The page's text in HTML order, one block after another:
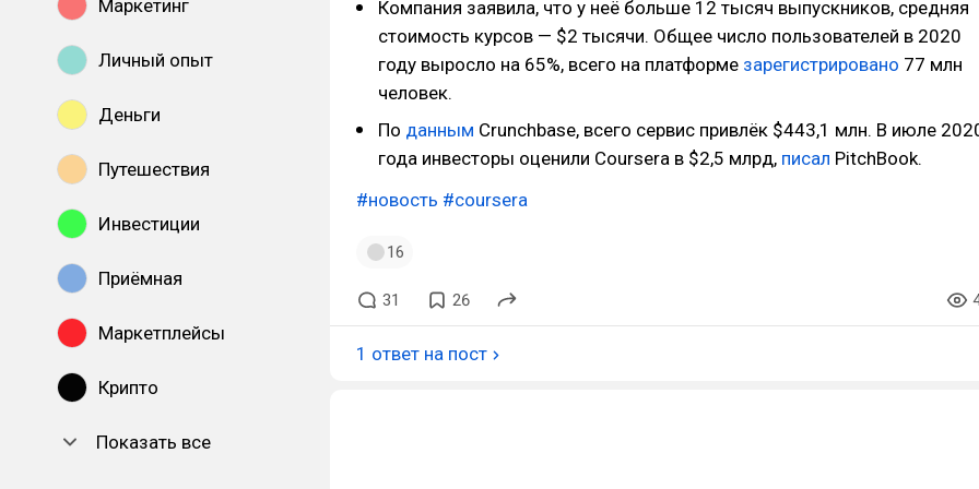
Маркетинг
Личный опыт
Деньги
Путешествия
Инвестиции
Приёмная
Маркетплейсы
Крипто
Показать все
Компания заявила, что у неё больше 12 тысяч выпускников, средняя
стоимость курсов — $2 тысячи. Общее число пользователей в 2020
году выросло на 65%, всего на платформе зарегистрировано 77 млн
человек.
По данным Crunchbase, всего сервис привлёк $443,1 млн. В июле
года инвесторы оценили Coursera в $2,5 млрд, писал PitchBook.
#новость #coursera
16
31 26
1 ответ на пост